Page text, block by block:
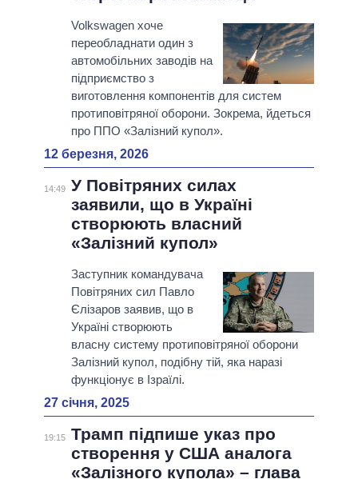
Volkswagen хоче
переобладнати один з
автомобільних заводів на
підприємство з
виготовлення компонентів для систем
протиповітряної оборони. Зокрема, йдеться
про ППО «Залізний купол».
12 березня, 2026
14:49 У Повітряних силах
заявили, що в Україні
створюють власний
«Залізний купол»
Заступник командувача
Повітряних сил Павло
Єлізаров заявив, що в
Україні створюють
власну систему протиповітряної оборони
Залізний купол, подібну тій, яка наразі
функціонує в Ізраїлі.
27 січня, 2025
19:15 Трамп підпише указ про
створення у США аналога
«Залізного купола» – глава